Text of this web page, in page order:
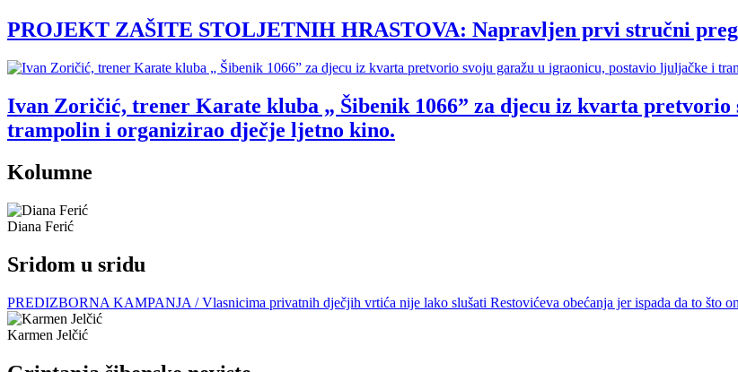
PROJEKT ZAŠITE STOLJETNIH HRASTOVA: Napravljen prvi stručni
Ivan Zoričić, trener Karate kluba „ Šibenik 1066” za djecu iz kvarta
trampolin i organizirao dječje ljetno kino.
Kolumne
Diana Ferić
Sridom u sridu
PREDIZBORNA KAMPANJA / Vlasnicima privatnih dječjih vrtića nije lako slušati Restovićeva obećanja jer ispada da to što
Karmen Jelčić